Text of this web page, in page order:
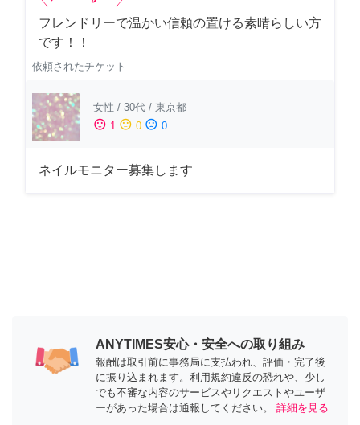
フレンドリーで温かい信頼の置ける素晴らしい方
です！！
依頼されたチケット
女性 / 30代 / 東京都
sentiment_satisfied 1 sentiment_neutral 0 sentiment_dissatisfied 0
ネイルモニター募集します
ANYTIMES安心・安全への取り組み
報酬は取引前に事務局に支払われ、評価・完了後
に振り込まれます。利用規約違反の恐れや、少し
でも不審な内容のサービスやリクエストやユーザ
ーがあった場合は通報してください。
詳細を見る